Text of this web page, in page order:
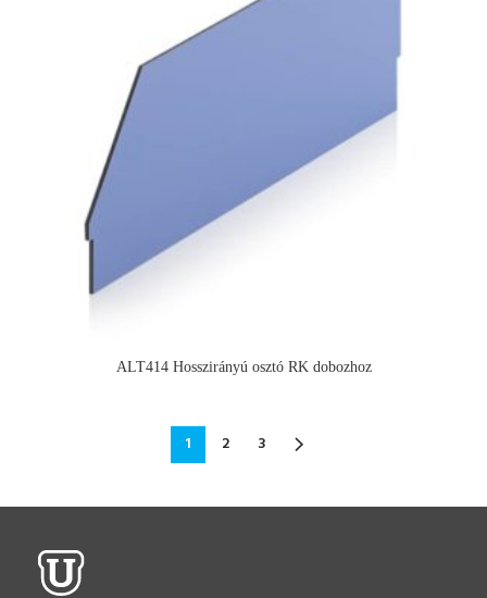
ALT414 Hosszirányú osztó RK dobozhoz
1 2 3